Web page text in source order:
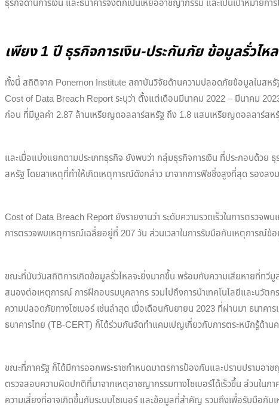
ธุรกิจด้านการเงิน และธนาคารจึงตกเป็นเหยื่ออาชญากรรม และเป็นเป้าหมายกา
เพียง 1 ปี ธุรกิจการเงิน-ประกันภัย ข้อมูลรั่วไ
ทั้งนี้ สถิติจาก Ponemon Institute สถาบันวิจัยด้านความปลอดภัยข้อมูลในสหรั
Cost of Data Breach Report ระบุว่า ตั้งแต่เดือนมีนาคม 2022 – มีนาคม
ก่อน ที่มีมูลค่า 2.87 ล้านเหรียญดอลลาร์สหรัฐ ถึง 1.8 แสนเหรียญดอลลาร์สห
และเมื่อแบ่งแยกตามประเภทธุรกิจ ยังพบว่า กลุ่มธุรกิจการเงิน ที่ประกอบด้วย
สหรัฐ โดยสาเหตุที่ทำให้เกิดเหตุการณ์ดังกล่าว มาจากการฟิชชิ่งสูงที่สุด รองล
Cost of Data Breach Report ยังรายงานว่า ระดับความรวดเร็วในการตรวจพ
การตรวจพบเหตุการณ์เฉลี่ยอยู่ที่ 207 วัน ส่วนเวลาในการรับมือกับเหตุการณ์ข้
ขณะที่นับวันสถิติการเกิดข้อมูลรั่วไหลจะยิ่งมากขึ้น พร้อมกับความเสียหายที่ท
สนองต่อเหตุการณ์ การฝึกอบรมบุคลากร รวมไปถึงการนำเทคโนโลยีและนวัตก
ความปลอดภัยทางไซเบอร์ เช่นล่าสุด เมื่อเดือนกันยายน 2023 ที่ผ่านมา ธนาค
ธนาคารไทย (TB-CERT) ก็ได้ร่วมกันจัดทำแคมเปญเกี่ยวกับการตระหนักรู้ด้าน
ขณะที่ภาครัฐ ก็ได้มีการออกพระราชกำหนดมาตรการป้องกันและปราบปรามอา
ตรวจสอบความผิดปกติที่มาจากเหตุอาชญากรรมทางไซเบอร์ได้เร็วขึ้น ส่วนใน
ความเสี่ยงที่อาจเกิดขึ้นกับระบบไซเบอร์ และข้อมูลที่สำคัญ รวมถึงเพื่อรับมือกับ